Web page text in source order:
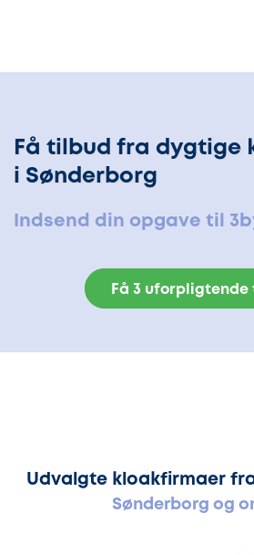
Få tilbud fra dygtige
i Sønderborg
Indsend din opgave til
Få 3 uforpligtende
Udvalgte kloakfirmaer
Sønderborg og